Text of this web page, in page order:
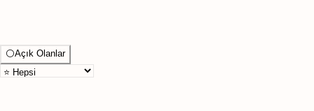
⚪Açık Olanlar